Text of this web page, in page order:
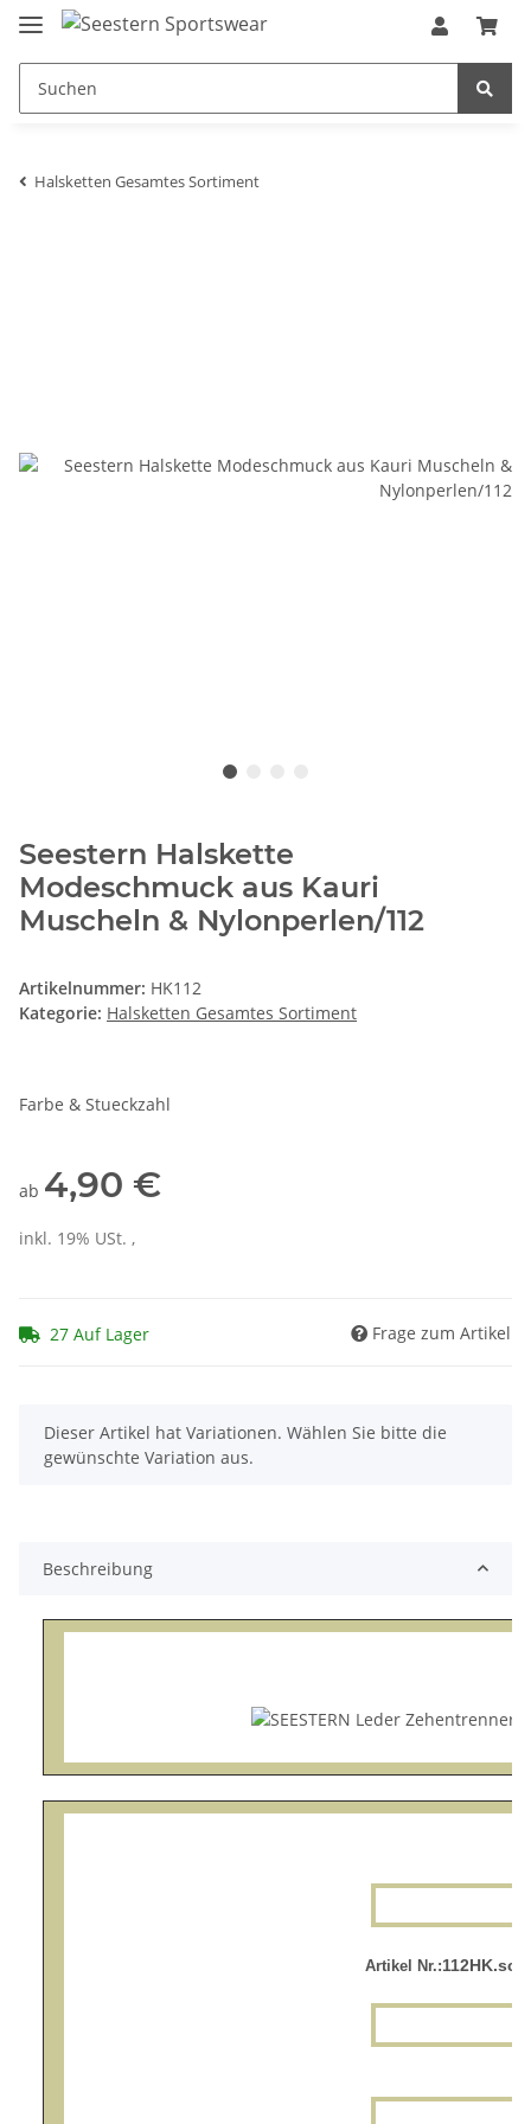
Halsketten Gesamtes Sortiment
Seestern Halskette
Modeschmuck aus Kauri
Muscheln & Nylonperlen/112
Artikelnummer: HK112
Kategorie: Halsketten Gesamtes Sortiment
Farbe & Stueckzahl
ab 4,90 €
inkl. 19% USt. ,
27 Auf Lager Frage zum Artikel
x
Dieser Artikel hat Variationen. Wählen Sie bitte die
gewünschte Variation aus.
Beschreibung
Artikel Nr.: